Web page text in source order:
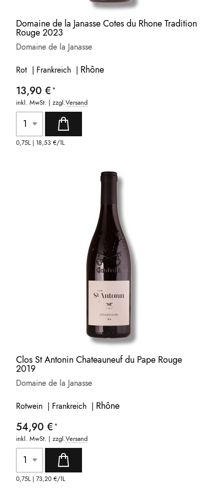
Domaine de la Janasse Cotes du Rhone Tradition
Rouge 2023
Domaine de la Janasse
Rot | Frankreich | Rhône
13,90 €
inkl. MwSt. | zzgl.Versand
0,75L | 18,53 €/1L
Clos St Antonin Chateauneuf du Pape Rouge
2019
Domaine de la Janasse
Rotwein | Frankreich | Rhône
54,90 €
inkl. MwSt. | zzgl.Versand
0,75L |73,20 €/1L